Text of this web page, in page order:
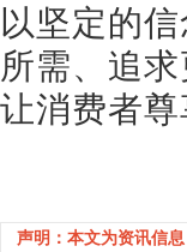
以坚定的
所需、追
让消费者尊
声明：本文为资讯信